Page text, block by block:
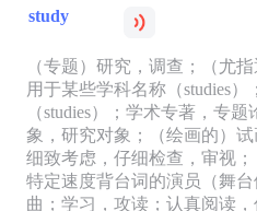
study
（专题）研究，调查；（尤
用于某些学科名称（studies
（studies）；学术专著，专
象，研究对象；（绘画的）
细致考虑，仔细检查，审视
特定速度背台词的演员（舞
曲；学习，攻读；认真阅读